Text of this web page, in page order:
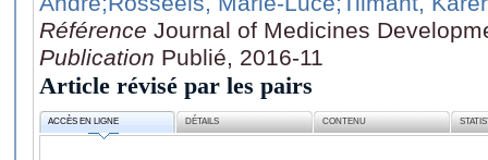
Référence Journal of Medicines
Publication Publié, 2016-11
Article révisé par les pairs
ACCÈS EN LIGNE DÉTAILS CONTENU